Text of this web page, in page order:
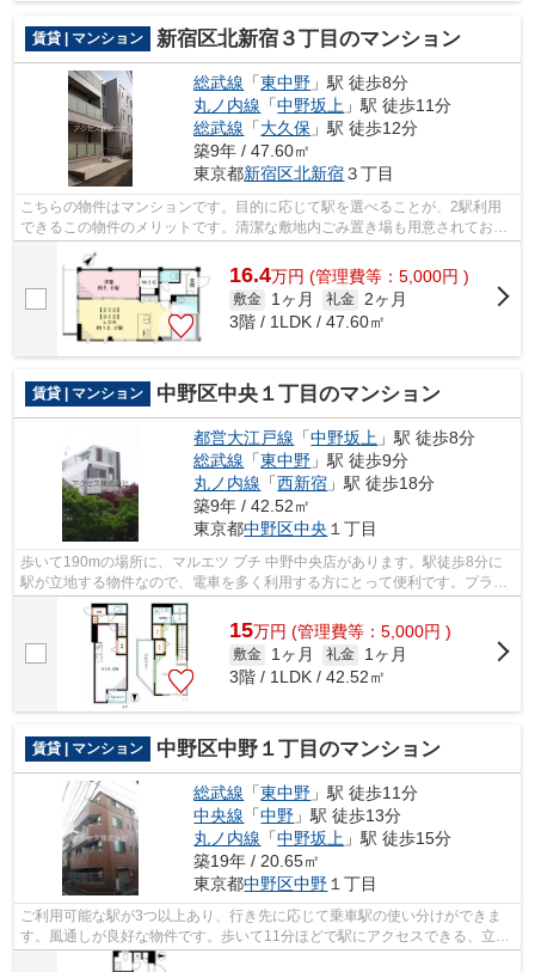
賃貸 | マンション 新宿区北新宿３丁目のマンション
総武線 「東中野 」駅 徒歩8分
丸ノ内線 「中野坂上 」駅 徒歩11分
総武線 「大久保 」駅 徒歩12分
築9年 / 47.60㎡
東京都新宿区北新宿３丁目
こちらの物件はマンションです。目的に応じて駅を選べることが、2駅利用
できるこの物件のメリットです。清潔な敷地内ごみ置き場も用意されており
ます。常に新鮮な空気を取り入れられる...
16.4万円 (管理費等：5,000円 )
敷金 1ヶ月 礼金
2ヶ月
3階 / 1LDK / 47.60㎡
賃貸 | マンション 中野区中央１丁目のマンション
都営大江戸線 「中野坂上 」駅 徒歩8分
総武線 「東中野 」駅 徒歩9分
丸ノ内線 「西新宿 」駅 徒歩18分
築9年 / 42.52㎡
東京都中野区中央 １丁目
歩いて190mの場所に、マルエツ プチ 中野中央店があります。駅徒歩8分に
駅が立地する物件なので、電車を多く利用する方にとって便利です。プライ
バシーをしっかり守れる、安心安全なマ...
15万円 (管理費等：5,000円 )
敷金 1ヶ月 礼金
1ヶ月
3階 / 1LDK / 42.52㎡
賃貸 | マンション 中野区中野１丁目のマンション
総武線 「東中野 」駅 徒歩11分
中央線 「中野 」駅 徒歩13分
丸ノ内線 「中野坂上 」駅 徒歩15分
築19年 / 20.65㎡
東京都中野区中野 １丁目
ご利用可能な駅が3つ以上あり、行き先に応じて乗車駅の使い分けができま
す。風通しが良好な物件です。歩いて11分ほどで駅にアクセスできる、立地
の良さも魅力の物件です。満足できる素...